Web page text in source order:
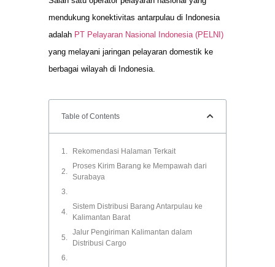
mendukung konektivitas antarpulau di Indonesia
adalah PT Pelayaran Nasional Indonesia (PELNI)
yang melayani jaringan pelayaran domestik ke
berbagai wilayah di Indonesia.
Table of Contents
Rekomendasi Halaman Terkait
Proses Kirim Barang ke Mempawah dari
Surabaya
Sistem Distribusi Barang Antarpulau ke
Kalimantan Barat
Jalur Pengiriman Kalimantan dalam
Distribusi Cargo